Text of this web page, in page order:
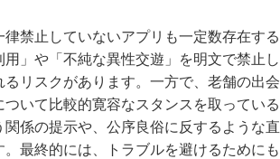
禁止していないアプリも一定数存在する
」や「不純な異性交遊」を明文で禁止し
リスクがあります。一方で、老舗の出会
いて比較的寛容なスタンスを取っている
係の提示や、公序良俗に反するような直
最終的には、トラブルを避けるためにも